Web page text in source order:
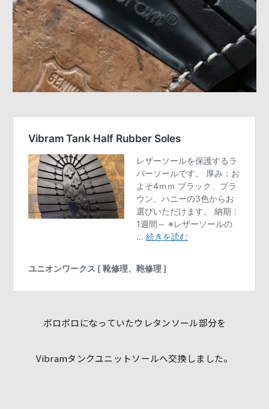
ボロボロになっていたウレタンソール部分を
Vibramタンクユニットソールへ交換しました。